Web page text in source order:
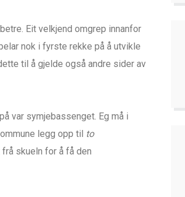
Eit velkjend omgrep innanfor
nok i fyrste rekke på å utvikle
til å gjelde også andre sider av
var symjebassenget. Eg må i
legg opp til to
skueln for å få den